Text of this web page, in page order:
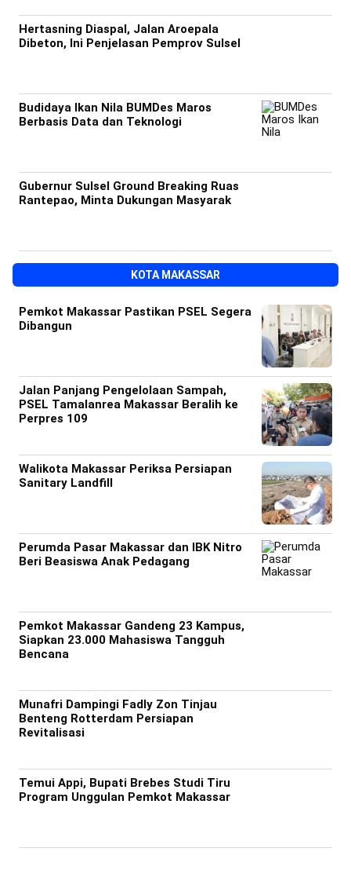
Hertasning Diaspal, Jalan Aroepala
Dibeton, Ini Penjelasan Pemprov Sulsel
Budidaya Ikan Nila BUMDes Maros
Berbasis Data dan Teknologi
Gubernur Sulsel Ground Breaking Ruas
Rantepao, Minta Dukungan Masyarak
KOTA MAKASSAR
Pemkot Makassar Pastikan PSEL Segera
Dibangun
Jalan Panjang Pengelolaan Sampah,
PSEL Tamalanrea Makassar Beralih ke
Perpres 109
Walikota Makassar Periksa Persiapan
Sanitary Landfill
Perumda Pasar Makassar dan IBK Nitro
Beri Beasiswa Anak Pedagang
Pemkot Makassar Gandeng 23 Kampus,
Siapkan 23.000 Mahasiswa Tangguh
Bencana
Munafri Dampingi Fadly Zon Tinjau
Benteng Rotterdam Persiapan
Revitalisasi
Temui Appi, Bupati Brebes Studi Tiru
Program Unggulan Pemkot Makassar